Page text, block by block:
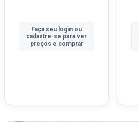
Faça seu login ou
cadastre-se para ver
preços e comprar